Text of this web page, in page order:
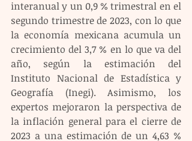
interanual y un 0,9 % trimestral en el
segundo trimestre de 2023, con lo que
la economía mexicana acumula un
crecimiento del 3,7 % en lo que va del
año, según la estimación del
Instituto Nacional de Estadística y
Geografía (Inegi). Asimismo, los
expertos mejoraron la perspectiva de
la inflación general para el cierre de
2023 a una estimación de un 4,63 %